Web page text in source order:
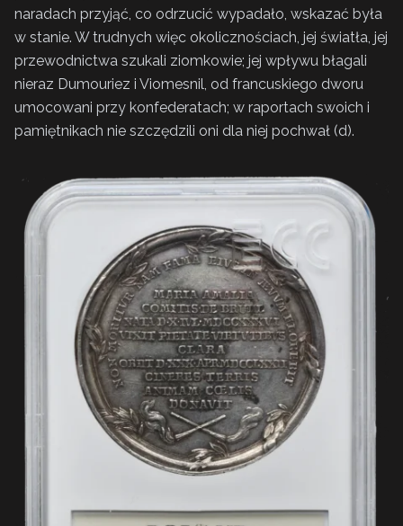
naradach przyjąć, co odrzucić wypadało, wskazać była
w stanie. W trudnych więc okolicznościach, jej światła, jej
przewodnictwa szukali ziomkowie; jej wpływu błagali
nieraz Dumouriez i Viomesnil, od francuskiego dworu
umocowani przy konfederatach; w raportach swoich i
pamiętnikach nie szczędzili oni dla niej pochwał (d).